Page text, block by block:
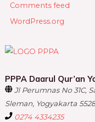
Comments feed
WordPress.org
PPPA Daarul Qur’an
Jl Perumnas No 31C,
Sleman, Yogyakarta
0274 4334235